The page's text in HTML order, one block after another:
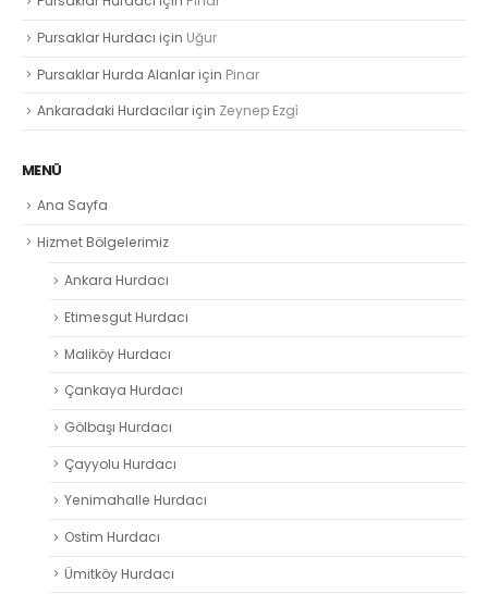
Pursaklar Hurdacı için Uğur
Pursaklar Hurda Alanlariçin Pinar
Ankaradaki Hurdacılariçin Zeynep Ezgi̇
MENÜ
Ana Sayfa
Hizmet Bölgelerimiz
Ankara Hurdacı
Etimesgut Hurdacı
Maliköy Hurdacı
Çankaya Hurdacı
Gölbaşı Hurdacı
Çayyolu Hurdacı
Yenimahalle Hurdacı
Ostim Hurdacı
Ümitköy Hurdacı